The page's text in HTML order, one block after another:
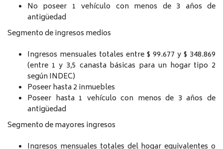
No poseer 1 vehículo con menos de 3 años de
antigüedad
Segmento de ingresos medios
Ingresos mensuales totales entre $ 99.677 y $ 348.869
(entre 1 y 3,5 canasta básicas para un hogar tipo 2
según INDEC)
Poseer hasta 2 inmuebles
Poseer hasta 1 vehículo con menos de 3 años de
antigüedad
Segmento de mayores ingresos